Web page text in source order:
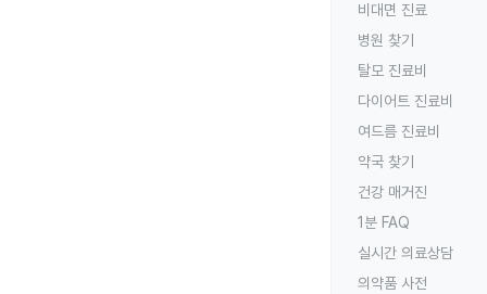
비대면 진료
병원 찾기
탈모 진료비
다이어트 진료비
여드름 진료비
약국 찾기
건강 매거진
1분 FAQ
실시간 의료상담
의약품 사전